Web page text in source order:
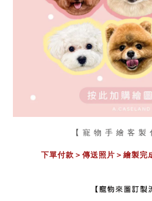
【 寵 物 手 繪 客 製
下單付款＞傳送照片 ＞ 繪製完